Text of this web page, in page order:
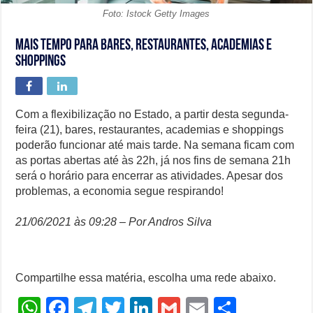
Foto: Istock Getty Images
Mais tempo para bares, restaurantes, academias e
shoppings
Com a flexibilização no Estado, a partir desta segunda-
feira (21), bares, restaurantes, academias e shoppings
poderão funcionar até mais tarde. Na semana ficam com
as portas abertas até às 22h, já nos fins de semana 21h
será o horário para encerrar as atividades. Apesar dos
problemas, a economia segue respirando!
21/06/2021 às 09:28 – Por Andros Silva
Compartilhe essa matéria, escolha uma rede abaixo.
W F
T
T
Li
G
E